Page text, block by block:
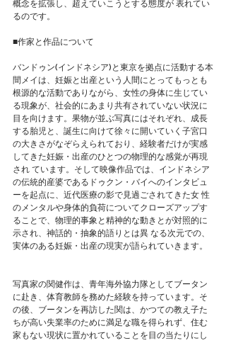
概念を拡張し、超えていこうとする態度が 表れてい
るのです。
■作家と作品について
バンドゥン(インドネシア)と東京を拠点に活動する本
間メイは、妊娠と出産という人間にとってもっとも
根源的な活動でありながら、女性の身体に生じてい
る現象が、社会的にあまり共有されていない状況に
目を向けます。果物が並ぶ写真にはそれぞれ、成長
する胎児と、誕生に向けて徐々に開いていく子宮口
の大きさがなぞらえられており、経験者だけが実感
してきた妊娠・出産のひとつの物理的な感覚が再現
され ています。そして映像作品では、インドネシア
の伝統的産婆であるドゥクン・バイへのインタビュ
ーを起点に、近代医療の影で見過ごされてきた女 性
のメンタルや身体的負荷についてクローズアップす
ることで、物理的事象と精神的な動きとが対照的に
示され、神話的・抽象的語りとは異 なる次元での、
実体のある妊娠・出産の現実が語られていきます。
写真家の関健作は、青年海外協力隊としてブータン
に赴き、体育教師を務めた経験を持っています。そ
の後、ブータンを再訪した関は、かつての教え子た
ちが高い失業率のために満足な職を得られず、住む
家もない現状に置かれていることを目の当たりにし